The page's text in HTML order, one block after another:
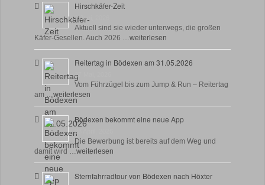
Hirschkäfer-Zeit
9 Juni, 2026
Aktuell sind sie wieder unterwegs, die großen
Käfer-Gesellen. Auch 2026 …weiterlesen
Reitertag in Bödexen am 31.05.2026
27 Mai, 2026
Vom Führzügel bis zum Jump & Run – Reitertag
am …weiterlesen
Bödexen bekommt eine neue App
28 April, 2026
Die Bewerbung ist bereits auf dem Weg und
damit wird …weiterlesen
Sternfahrradtour von Bödexen nach Höxter